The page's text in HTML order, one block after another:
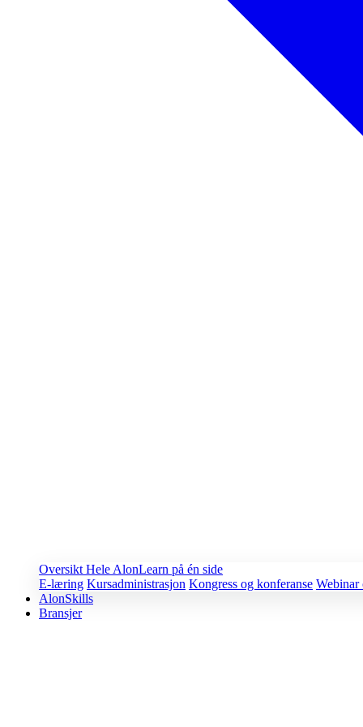
Oversikt Hele AlonLearn på én side
E-læring Kursadministrasjon Kongress og konferanse Webinar
AlonSkills
Bransjer